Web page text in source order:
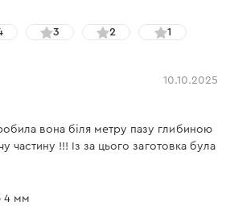
3 2 1
10.10.2025
вона біля метру пазу глибиною
частину !!! Із за цього заготовка була
4 мм